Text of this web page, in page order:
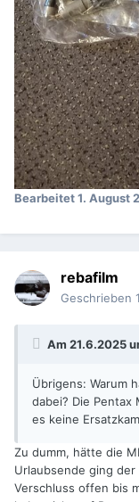
Bearbeitet1. August
rebafilm
Geschrieben
Am 21.6.2025
Übrigens: Warum
dabei? Die Pentax
es keine
Zu dumm, hätte die
Urlaubsende ging
Verschluss offen bis